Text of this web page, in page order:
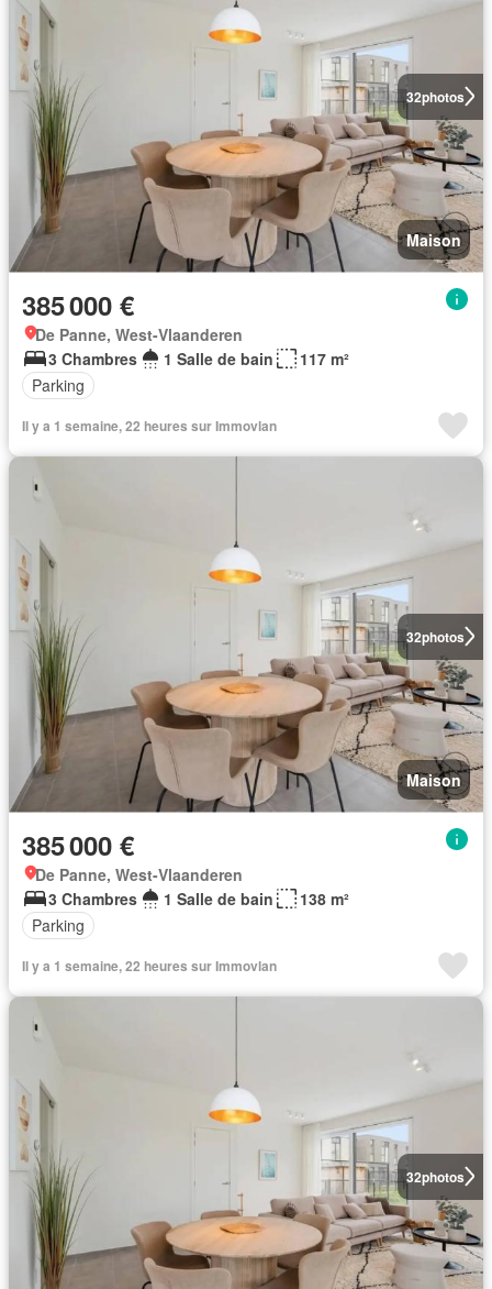
32photos
Maison
385 000 €
De Panne, West-Vlaanderen
3 Chambres
1 Salle de bain
117 m²
Parking
Il y a 1 semaine, 22 heures sur Immovlan
32photos
Maison
385 000 €
De Panne, West-Vlaanderen
3 Chambres
1 Salle de bain
138 m²
Parking
Il y a 1 semaine, 22 heures sur Immovlan
32photos